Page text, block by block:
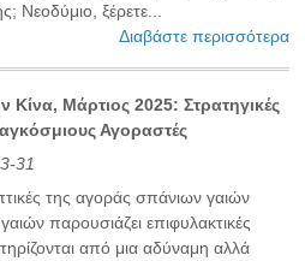
Νεοδύμιο, ξέρετε...
Διαβάστε περισσότερα
Μάρτιος 2025: Στρατηγικές
Αγοραστές
31
της αγοράς σπάνιων γαιών
παρουσιάζει επιφυλακτικές
από μια αδύναμη αλλά